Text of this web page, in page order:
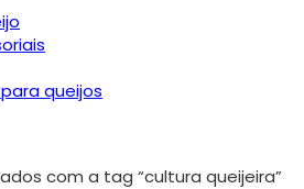
queijos
com a tag “cultura queijeira”